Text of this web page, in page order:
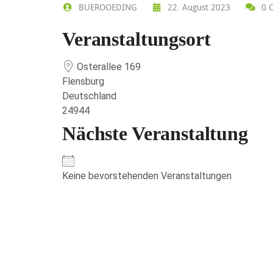
BUEROOEDING 22. August 2023 0
Veranstaltungsort
Osterallee 169
Flensburg
Deutschland
24944
Nächste Veranstaltung
Keine bevorstehenden Veranstaltungen